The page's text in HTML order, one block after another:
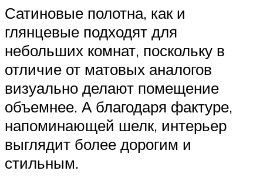
Сатиновые полотна, как и
глянцевые подходят для
небольших комнат, поскольку в
отличие от матовых аналогов
визуально делают помещение
объемнее. А благодаря фактуре,
напоминающей шелк, интерьер
выглядит более дорогим и
стильным.